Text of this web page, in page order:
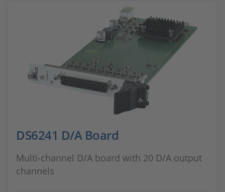
DS6241 D/A Board
Multi-channel D/A board with 20 D/A output
channels